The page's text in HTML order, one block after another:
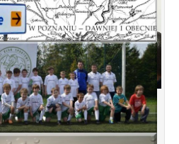
w sprawie
Łagowska,